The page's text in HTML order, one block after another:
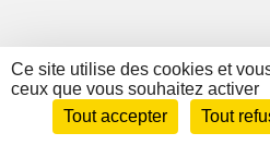
Ce site utilise des cookies et
ceux que vous souhaitez activer
Tout accepter
Tout